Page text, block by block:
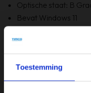
Toestemming
Optische staat: B
Bevat Windows 11
Bevat GEEN originele
Specificaties